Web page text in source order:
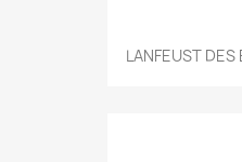
LANFEUST DES